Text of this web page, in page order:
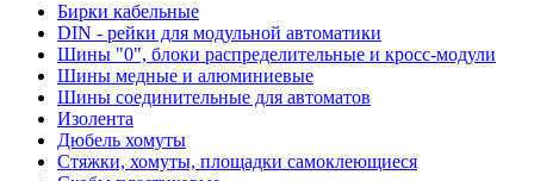
Бирки кабельные
DIN - рейки для модульной автоматики
Шины "0", блоки распределительные и кросс-модули
Шины медные и алюминиевые
Шины соединительные для автоматов
Изолента
Дюбель хомуты
Стяжки, хомуты, площадки самоклеющиеся